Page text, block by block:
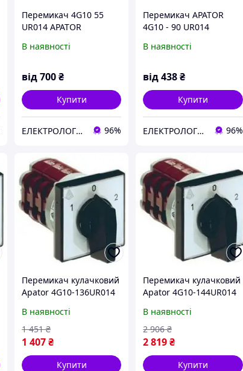
Перемикач 4G10 55
UR014 APATOR
В наявності
від700₴
Купити
ЕЛЕКТРОЛОГІСТИК 96%
Перемикач APATOR
4G10 - 90 UR014
В наявності
від438₴
Купити
ЕЛЕКТРОЛОГІСТИК 96%
Перемикач кулачковий
Apator 4G10-136UR014
В наявності
1 407₴
1 451 ₴
Купити
Перемикач кулачковий
Apator 4G10-144UR014
В наявності
2 819₴
2 906 ₴
Купити